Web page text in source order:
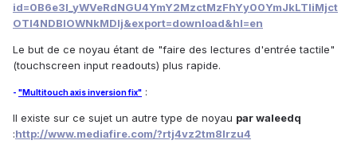
id=0B6e3I_yWVeRdNGU4YmY2MzctMzFhYy00YmJkLTliMjct
OTI4NDBlOWNkMDlj&export=download&hl=en
Le but de ce noyau étant de "faire des lectures d'entrée tactile"
(touchscreen input readouts) plus rapide.
- "Multitouch axis inversion fix" :
Il existe sur ce sujet un autre type de noyau par waleedq
:http://www.mediafire.com/?rtj4vz2tm8lrzu4